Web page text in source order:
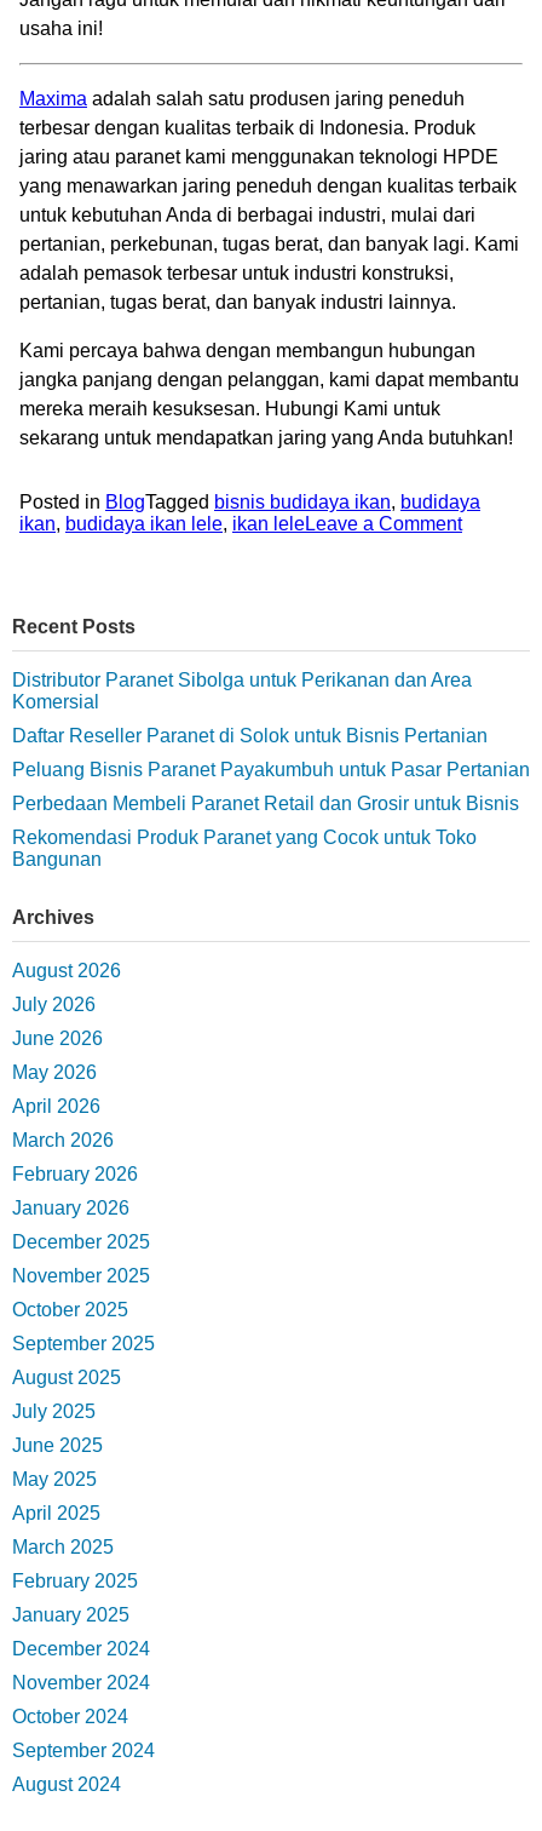
usaha ini!
Maxima adalah salah satu produsen jaring peneduh
terbesar dengan kualitas terbaik di Indonesia. Produk
jaring atau paranet kami menggunakan teknologi HPDE
yang menawarkan jaring peneduh dengan kualitas terbaik
untuk kebutuhan Anda di berbagai industri, mulai dari
pertanian, perkebunan, tugas berat, dan banyak lagi. Kami
adalah pemasok terbesar untuk industri konstruksi,
pertanian, tugas berat, dan banyak industri lainnya.
Kami percaya bahwa dengan membangun hubungan
jangka panjang dengan pelanggan, kami dapat membantu
mereka meraih kesuksesan. Hubungi Kami untuk
sekarang untuk mendapatkan jaring yang Anda butuhkan!
Posted in BlogTagged bisnis budidaya ikan, budidaya
ikan, budidaya ikan lele, ikan leleLeave a Comment
Recent Posts
Distributor Paranet Sibolga untuk Perikanan dan Area
Komersial
Daftar Reseller Paranet di Solok untuk Bisnis Pertanian
Peluang Bisnis Paranet Payakumbuh untuk Pasar Pertanian
Perbedaan Membeli Paranet Retail dan Grosir untuk Bisnis
Rekomendasi Produk Paranet yang Cocok untuk Toko
Bangunan
Archives
August 2026
July 2026
June 2026
May 2026
April 2026
March 2026
February 2026
January 2026
December 2025
November 2025
October 2025
September 2025
August 2025
July 2025
June 2025
May 2025
April 2025
March 2025
February 2025
January 2025
December 2024
November 2024
October 2024
September 2024
August 2024